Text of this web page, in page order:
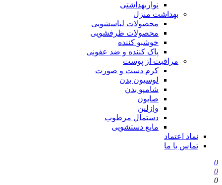
نواربهداشتی
بهداشت منزل
محصولات لباسشویی
محصولات ظرفشویی
خوشبو کننده
پاک کننده و ضد عفونی
مراقبت از پوست
کرم دست و صورت
لوسیون بدن
شامپو بدن
صابون
وازلین
دستمال مرطوب
مایع دستشویی
نماد اعتماد
تماس با ما
0
0
0